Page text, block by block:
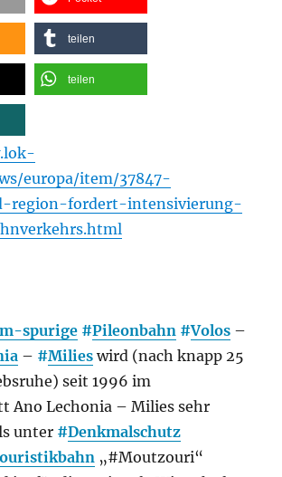
teilen
teilen
europa/item/37847-
region-fordert-intensivierung-
spurige #Pileonbahn #Volos –
– #Milies wird (nach knapp 25
seit 1996 im
Ano Lechonia – Milies sehr
unter #Denkmalschutz
„#Moutzouri“